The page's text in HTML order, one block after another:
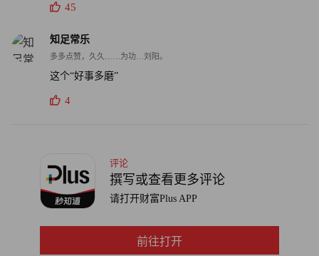
·Meta跨界云服务的真实意图：Meta宣布出售闲置AI算力，
但这可能更像一次战术性公关而非战略转型，投资者需警惕
“大公司光环”下的转型陷阱，避免盲目追逐热门概念。
望提升营销效率、降低产品成本，最终惠及消费者。
·大公司创新的结构性难题：一个反常识的现象是，越是成
往往选择离开。这对评估巨头企业的“第二曲线”具有警示意
45
知足常乐
多多点赞，久久……为功…刘阳。
这个“好事多磨”
4
评论
撰写或查看更多评论
请打开财富Plus APP
前往打开